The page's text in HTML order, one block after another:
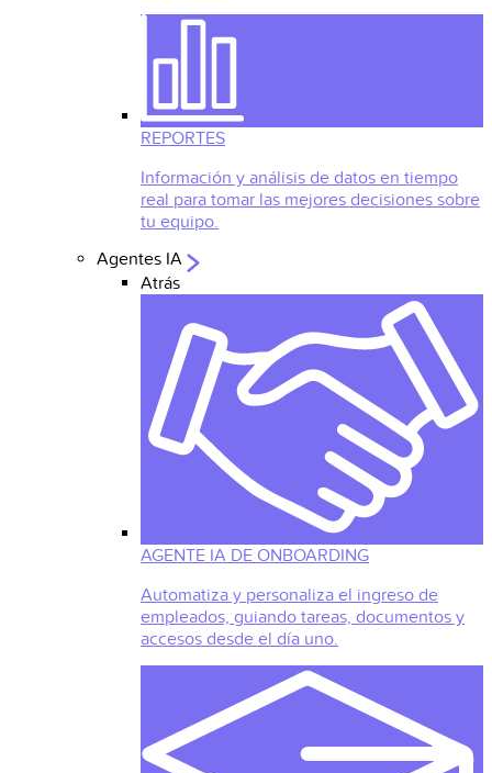
REPORTES
Información y análisis de datos en tiempo
real para tomar las mejores decisiones sobre
tu equipo.
Agentes IA
Atrás
AGENTE IA DE ONBOARDING
Automatiza y personaliza el ingreso de
empleados, guiando tareas, documentos y
accesos desde el día uno.